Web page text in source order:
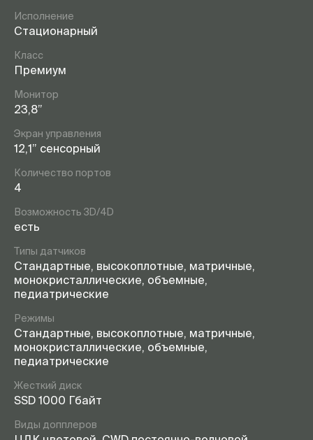
Исполнение
Стационарный
Класс
Премиум
Монитор
23,8”
Экран управления
12,1” сенсорный
Количество портов
4
Возможность 3D/4D
есть
Типы датчиков
Стандартные, высокоплотные, матричные,
монокристаллические, объемные,
педиатрические
Режимы
Стандартные, высокоплотные, матричные,
монокристаллические, объемные,
педиатрические
Жесткий диск
SSD 1000 Гбайт
Виды допплеров